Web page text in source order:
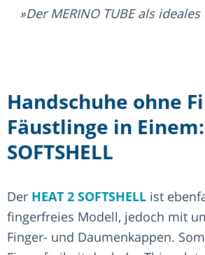
Der MERINO TUBE als
Handschuhe ohne
Fäustlinge in Einem:
SOFTSHELL
Der HEAT 2 SOFTSHELL ist
fingerfreies Modell, jedoch mit
Finger- und Daumenkappen.